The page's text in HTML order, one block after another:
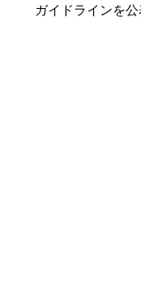
ガイドラインを公表